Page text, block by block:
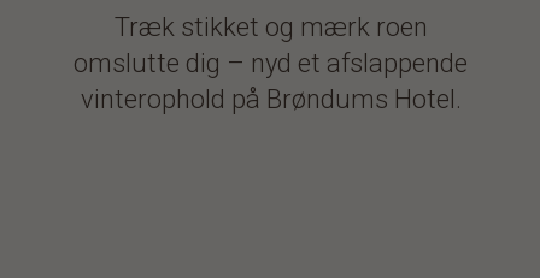
Træk stikket og mærk roen
omslutte dig – nyd et afslappende
vinterophold på Brøndums Hotel.